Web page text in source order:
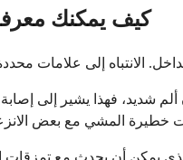
كيف يمكنك
شديد، فهذا يشير إلى